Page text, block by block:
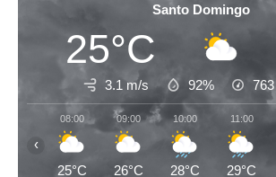
Santo Domingo
25°C
3.1 m/s 92% 763
08:00
25°C
09:00
26°C
10:00
28°C
11:00
29°C
‹